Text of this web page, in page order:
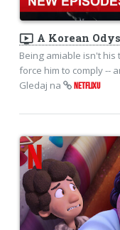
ondemand_video A Korean
Being amiable isn't his
force him to comply --
Gledaj na
NETFLIXU